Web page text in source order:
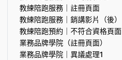
教練陪跑服務｜註冊頁面
教練陪跑服務｜銷講影片（後）
教練陪跑預約｜不符合資格頁面
業務品牌學院（註冊頁面）
業務品牌學院｜異議處理1